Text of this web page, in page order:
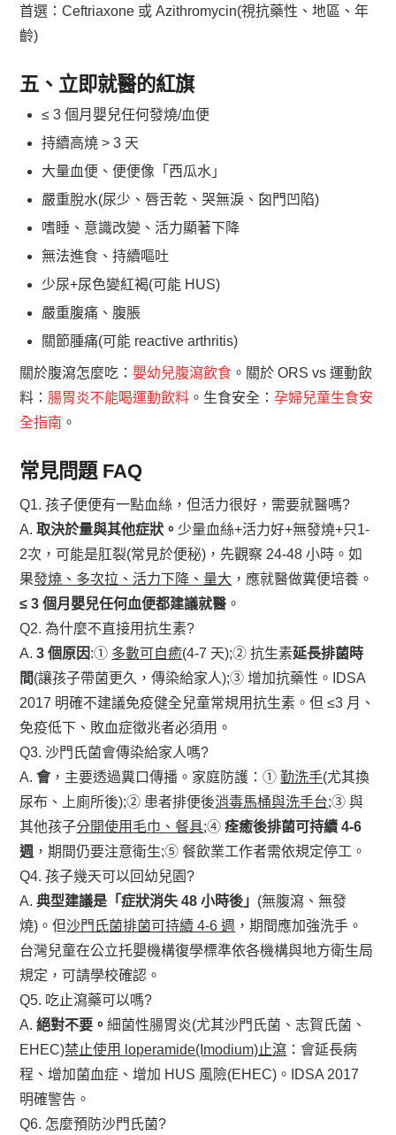
首選：Ceftriaxone 或 Azithromycin(視抗藥性、地區、年
齡)
五、立即就醫的紅旗
≤ 3 個月嬰兒任何發燒/血便
持續高燒 > 3 天
大量血便、便便像「西瓜水」
嚴重脫水(尿少、唇舌乾、哭無淚、囟門凹陷)
嗜睡、意識改變、活力顯著下降
無法進食、持續嘔吐
少尿+尿色變紅褐(可能 HUS)
嚴重腹痛、腹脹
關節腫痛(可能 reactive arthritis)
關於腹瀉怎麼吃： 嬰幼兒腹瀉飲食 。關於 ORS vs 運動飲
料： 腸胃炎不能喝運動飲料 。生食安全：孕婦兒童生食安
全指南 。
常見問題 FAQ
Q1. 孩子便便有一點血絲，但活力很好，需要就醫嗎?
A.取決於量與其他症狀。 少量血絲+活力好+無發燒+只1-
2次，可能是肛裂(常見於便秘)，先觀察 24-48 小時。如
果發燒、多次拉、活力下降、量大 ，應就醫做糞便培養。
≤ 3 個月嬰兒任何血便都建議就醫 。
Q2. 為什麼不直接用抗生素?
A.3 個原因:① 多數可自癒(4-7 天);② 抗生素延長排菌時
間(讓孩子帶菌更久，傳染給家人);③ 增加抗藥性。IDSA
2017 明確不建議免疫健全兒童常規用抗生素。但 ≤3 月、
免疫低下、敗血症徵兆者必須用。
Q3. 沙門氏菌會傳染給家人嗎?
A.會，主要透過糞口傳播。家庭防護：① 勤洗手(尤其換
尿布、上廁所後);② 患者排便後消毒馬桶與洗手台;③ 與
其他孩子分開使用毛巾、餐具;④痊癒後排菌可持續 4-6
週 ，期間仍要注意衛生;⑤ 餐飲業工作者需依規定停工。
Q4. 孩子幾天可以回幼兒園?
A.典型建議是「症狀消失 48 小時後」 (無腹瀉、無發
燒)。但沙門氏菌排菌可持續 4-6 週 ，期間應加強洗手。
台灣兒童在公立托嬰機構復學標準依各機構與地方衛生局
規定，可請學校確認。
Q5. 吃止瀉藥可以嗎?
A.絕對不要。細菌性腸胃炎(尤其沙門氏菌、志賀氏菌、
EHEC)禁止使用 loperamide(Imodium)止瀉 ：會延長病
程、增加菌血症、增加 HUS 風險(EHEC)。IDSA 2017
明確警告。
Q6. 怎麼預防沙門氏菌?